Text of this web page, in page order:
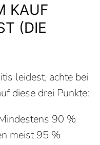
KAUF
(DIE
leidest, achte bei
diese drei Punkte:
90 %
meist 95 %